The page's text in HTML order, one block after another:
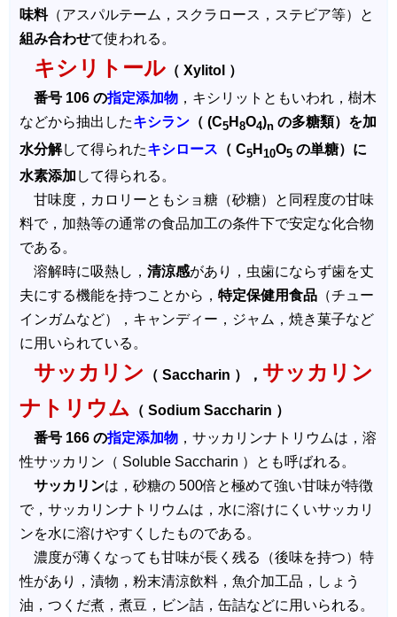
味料（アスパルテーム，スクラロース，ステビア等）と
組み合わせて使われる。
キシリトール （ Xylitol ）
番号 106 の指定添加物 ，キシリットともいわれ，樹木
などから抽出したキシラン （ (C5 H 8O4)n の多糖類）を加
水分解して得られたキシロース （ C5 H 10O5 の単糖）に
水素添加 して得られる。
甘味度，カロリーともショ糖（砂糖）と同程度の甘味
料で，加熱等の通常の食品加工の条件下で安定な化合物
である。
溶解時に吸熱し， 清涼感があり，虫歯にならず歯を丈
夫にする機能を持つことから， 特定保健用食品 （チュー
インガムなど），キャンディー，ジャム，焼き菓子など
に用いられている。
サッカリン （ Saccharin ）， サッカリン
ナトリウム
（ Sodium Saccharin ）
番号 166 の指定添加物 ，サッカリンナトリウムは，溶
性サッカリン（ Soluble Saccharin ）とも呼ばれる。
サッカリンは，砂糖の 500倍と極めて強い甘味が特徴
で，サッカリンナトリウムは，水に溶けにくいサッカリ
ンを水に溶けやすくしたものである。
濃度が薄くなっても甘味が長く残る（後味を持つ）特
性があり，漬物，粉末清涼飲料，魚介加工品，しょう
油，つくだ煮，煮豆，ビン詰，缶詰などに用いられる。